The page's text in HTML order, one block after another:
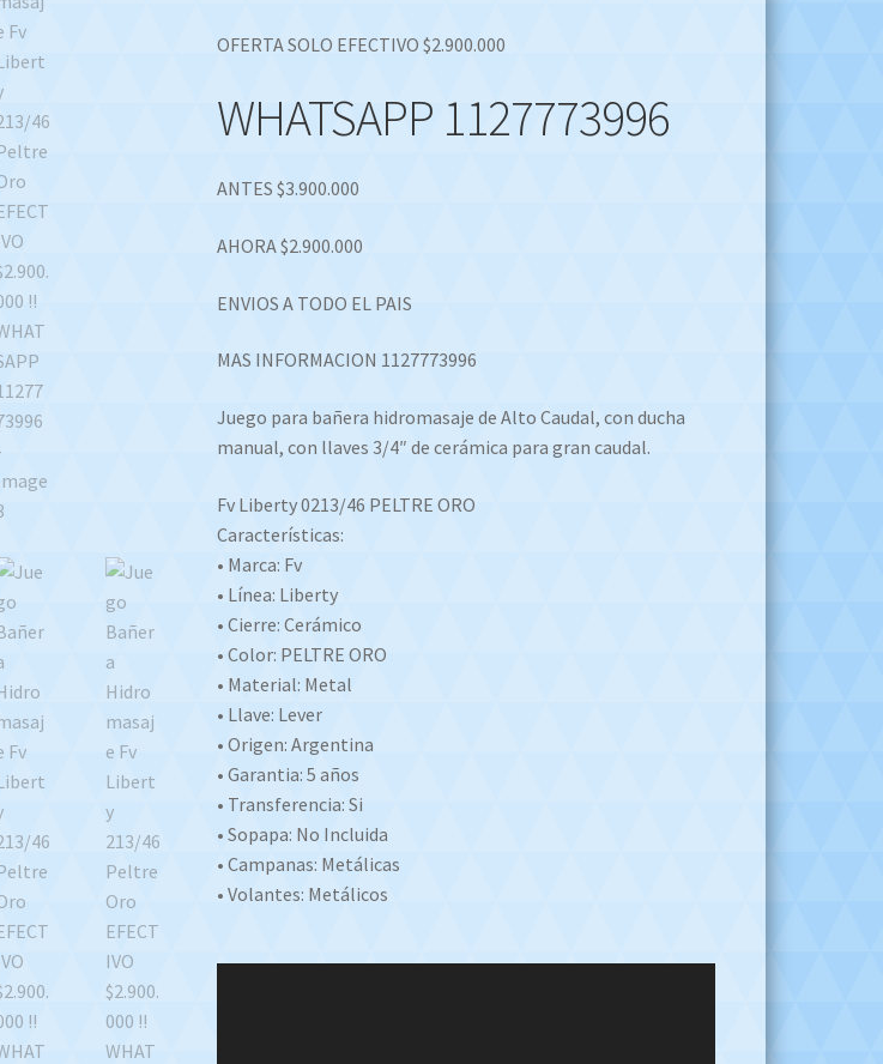
was:
$3.900.000,00.$2.900.000,00.
OFERTA SOLO EFECTIVO $2.900.000
WHATSAPP 1127773996
ANTES $3.900.000
AHORA $2.900.000
ENVIOS A TODO EL PAIS
MAS INFORMACION 1127773996
Juego para bañera hidromasaje de Alto Caudal, con ducha
manual, con llaves 3/4″ de cerámica para gran caudal.
Fv Liberty 0213/46 PELTRE ORO
Características:
• Marca: Fv
• Línea: Liberty
• Cierre: Cerámico
• Color: PELTRE ORO
• Material: Metal
• Llave: Lever
• Origen: Argentina
• Garantia: 5 años
• Transferencia: Si
• Sopapa: No Incluida
• Campanas: Metálicas
• Volantes: Metálicos